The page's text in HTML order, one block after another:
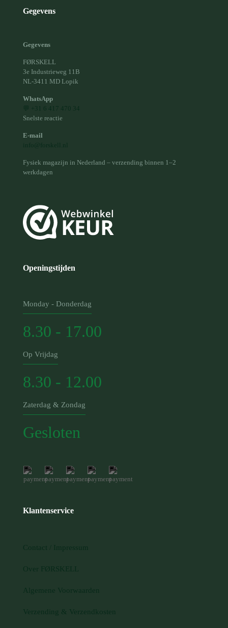
Gegevens
Gegevens
FØRSKELL
3e Industrieweg 11B
NL-3411 MD Lopik
WhatsApp
💬 +31 6 417 470 34
Snelste reactie
E-mail
info@forskell.nl
Fysiek magazijn in Nederland – verzending binnen 1–2
werkdagen
Openingstijden
Monday - Donderdag
8.30 - 17.00
Op Vrijdag
8.30 - 12.00
Zaterdag & Zondag
Gesloten
Klantenservice
Contact / Impressum
Over FØRSKELL
Algemene Voorwaarden
Verzending & Verzendkosten